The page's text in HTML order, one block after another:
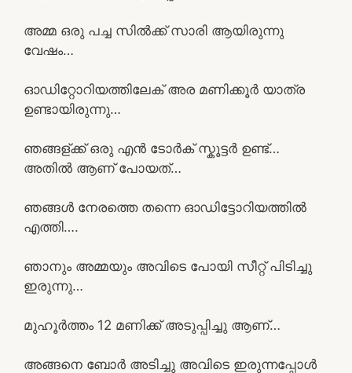
അമ്മ ഒരു പച്ച സിൽക്ക് സാരി ആയിരുന്നു
വേഷം…
ഓഡിറ്റോറിയത്തിലേക് അര മണിക്കൂർ യാത്ര
ഉണ്ടായിരുന്നു…
ഞങ്ങള്ക്ക് ഒരു എൻ ടോർക് സ്കൂട്ടർ ഉണ്ട്…
അതിൽ ആണ് പോയത്…
ഞങ്ങൾ നേരത്തെ തന്നെ ഓഡിട്ടോറിയത്തിൽ
എത്തി….
ഞാനും അമ്മയും അവിടെ പോയി സീറ്റ്‌ പിടിച്ചു
ഇരുന്നു…
മുഹൂർത്തം 12 മണിക്ക് അടുപ്പിച്ചു ആണ്…
അങ്ങനെ ബോർ അടിച്ചു അവിടെ ഇരുന്നപ്പോൾ